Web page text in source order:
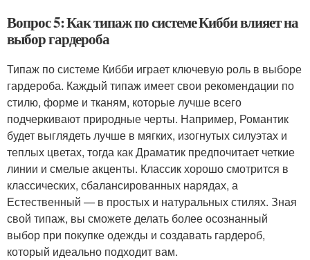
Вопрос 5: Как типаж по системе Кибби влияет на
выбор гардероба
Типаж по системе Кибби играет ключевую роль в выборе
гардероба. Каждый типаж имеет свои рекомендации по
стилю, форме и тканям, которые лучше всего
подчеркивают природные черты. Например, Романтик
будет выглядеть лучше в мягких, изогнутых силуэтах и
теплых цветах, тогда как Драматик предпочитает четкие
линии и смелые акценты. Классик хорошо смотрится в
классических, сбалансированных нарядах, а
Естественный — в простых и натуральных стилях. Зная
свой типаж, вы сможете делать более осознанный
выбор при покупке одежды и создавать гардероб,
который идеально подходит вам.